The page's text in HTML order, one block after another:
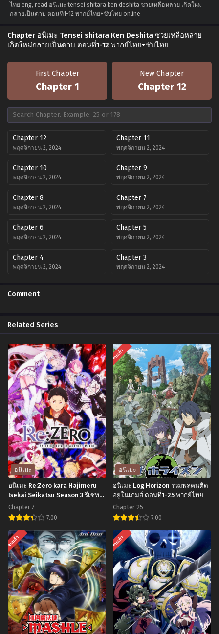
ไทย eng, read อนิเมะ tensei shitara ken deshita ซวยเหลือหลาย เกิดใหม่
กลายเป็นดาบ ตอนที่1-12 พากย์ไทย+ซับไทย online
Chapter อนิเมะ Tensei shitara Ken Deshita ซวยเหลือหลาย
เกิดใหม่กลายเป็นดาบ ตอนที่1-12 พากย์ไทย+ซับไทย
First Chapter
Chapter 1
New Chapter
Chapter 12
Chapter 12
พฤศจิกายน 2, 2024
Chapter 11
พฤศจิกายน 2, 2024
Chapter 10
พฤศจิกายน 2, 2024
Chapter 9
พฤศจิกายน 2, 2024
Chapter 8
พฤศจิกายน 2, 2024
Chapter 7
พฤศจิกายน 2, 2024
Chapter 6
พฤศจิกายน 2, 2024
Chapter 5
พฤศจิกายน 2, 2024
Chapter 4
พฤศจิกายน 2, 2024
Chapter 3
พฤศจิกายน 2, 2024
พฤศจิกายน 2, 2024
Comment
Related Series
อนิเมะ
อนิเมะ Re:Zero kara Hajimeru
Isekai Seikatsu Season 3 รีเซทชี
วิต ฝ่าวิกฤตต่างโลก ตอนที่1-7 ซับ
ไทย
Chapter 7
7.00
อ
นิ
เมะ
Re:Zero
kara
Hajimeru
Isekai
Seikatsu Season
จบแล้ว
อนิเมะ
อนิเมะ Log Horizon รวมพลคนติด
อยู่ในเกมส์ ตอนที่1-25 พากย์ไทย
Chapter 25
7.00
อ
นิ
เมะ
Log
Horizon
รวม
พล
คน
จบแล้ว จบแล้ว